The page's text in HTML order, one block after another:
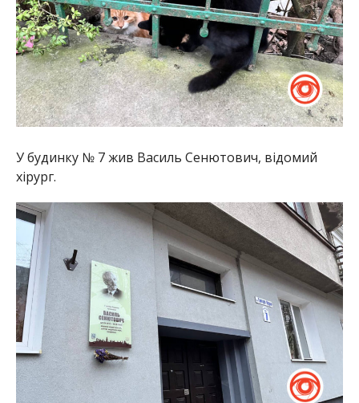
У будинку № 7 жив Василь Сенютович, відомий
хірург.